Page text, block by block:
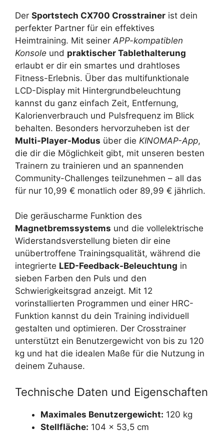
Der Sportstech CX700 Crosstrainer ist dein
perfekter Partner für ein effektives
Heimtraining. Mit seiner APP-kompatiblen
Konsole und praktischer Tablethalterung
erlaubt er dir ein smartes und drahtloses
Fitness-Erlebnis. Über das multifunktionale
LCD-Display mit Hintergrundbeleuchtung
kannst du ganz einfach Zeit, Entfernung,
Kalorienverbrauch und Pulsfrequenz im Blick
behalten. Besonders hervorzuheben ist der
Multi-Player-Modus über die KINOMAP-App,
die dir die Möglichkeit gibt, mit unseren besten
Trainern zu trainieren und an spannenden
Community-Challenges teilzunehmen – all das
für nur 10,99 € monatlich oder 89,99 € jährlich.
Die geräuscharme Funktion des
Magnetbremssystems und die vollelektrische
Widerstandsverstellung bieten dir eine
unübertroffene Trainingsqualität, während die
integrierte LED-Feedback-Beleuchtung in
sieben Farben den Puls und den
Schwierigkeitsgrad anzeigt. Mit 12
vorinstallierten Programmen und einer HRC-
Funktion kannst du dein Training individuell
gestalten und optimieren. Der Crosstrainer
unterstützt ein Benutzergewicht von bis zu 120
kg und hat die idealen Maße für die Nutzung in
deinem Zuhause.
Technische Daten und Eigenschaften
Maximales Benutzergewicht: 120 kg
Stellfläche: 104 x 53,5 cm